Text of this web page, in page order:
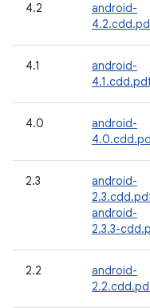
4.2
android-
4.1
android-
4.0
android-
2.3
android-
android-
2.3.3-
2.2
android-